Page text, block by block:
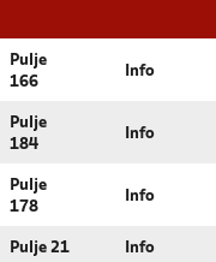
Pulje
166
Info
Pulje
184
Info
Pulje
178
Info
Pulje 21 Info